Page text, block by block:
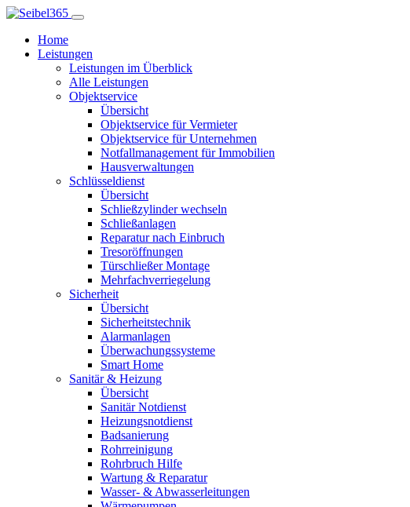
Home
Leistungen
Leistungen im Überblick
Alle Leistungen
Objektservice
Übersicht
Objektservice für Vermieter
Objektservice für Unternehmen
Notfallmanagement für Immobilien
Hausverwaltungen
Schlüsseldienst
Übersicht
Schließzylinder wechseln
Schließanlagen
Reparatur nach Einbruch
Tresoröffnungen
Türschließer Montage
Mehrfachverriegelung
Sicherheit
Übersicht
Sicherheitstechnik
Alarmanlagen
Überwachungssysteme
Smart Home
Sanitär & Heizung
Übersicht
Sanitär Notdienst
Heizungsnotdienst
Badsanierung
Rohrreinigung
Rohrbruch Hilfe
Wartung & Reparatur
Wasser- & Abwasserleitungen